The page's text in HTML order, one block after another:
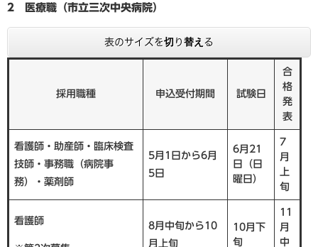
2 医療職（市立三次中央病院）
表のサイズを切り替える
採用職種 申込受付期間 試験日
合
格
発
表
看護師・助産師・臨床検査
技師・事務職（病院事
務）・薬剤師
5月1日から6月
5日
6月21
日（日
曜日）
7
月
上
旬
​看護師
8月中旬から10
月上旬
10月下
旬
11
月
中